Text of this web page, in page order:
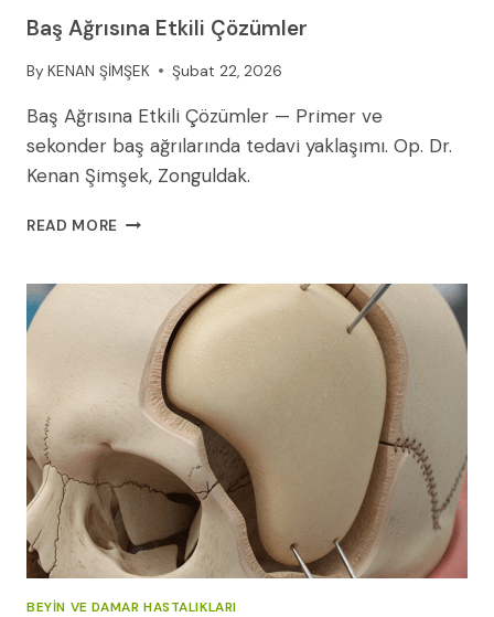
Baş Ağrısına Etkili Çözümler
By KENAN ŞİMŞEK Şubat 22, 2026
Baş Ağrısına Etkili Çözümler — Primer ve
sekonder baş ağrılarında tedavi yaklaşımı. Op. Dr.
Kenan Şimşek, Zonguldak.
READ MORE BAŞ
ÇÖZÜMLER
BEYIN VE DAMAR HASTALIKLARI